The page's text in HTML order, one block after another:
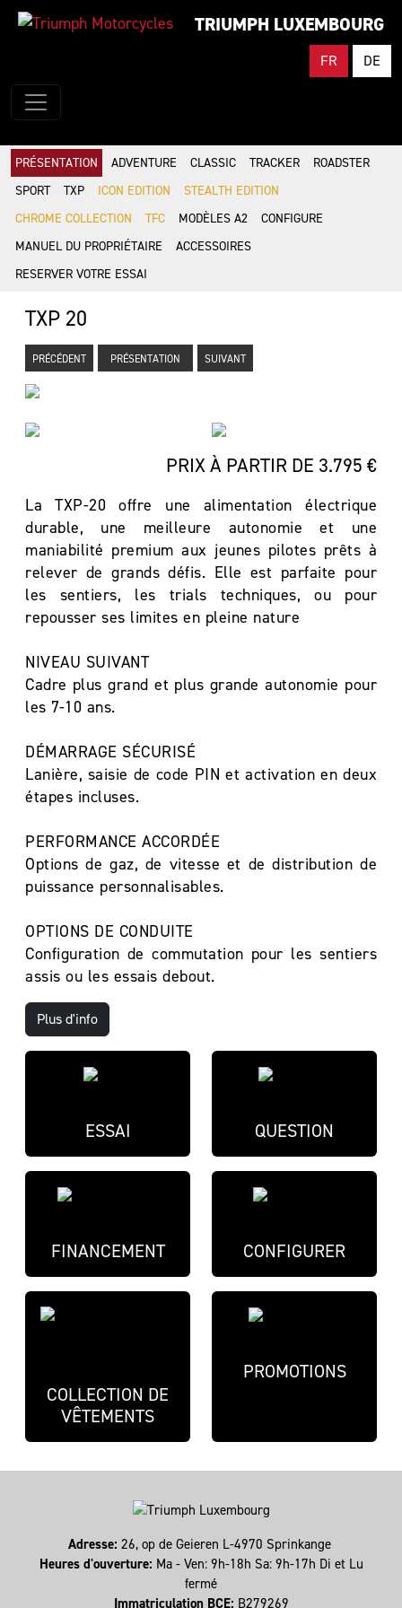
TRIUMPH LUXEMBOURG
FR DE
PRÉSENTATION ADVENTURE CLASSIC TRACKER
ROADSTER
SPORT
TXP ICON EDITION
STEALTH EDITION
CHROME COLLECTION
TFC MODÈLES A2
CONFIGURE
MANUEL DU PROPRIÉTAIRE
ACCESSOIRES
RESERVER VOTRE ESSAI
TXP 20
PRÉCÉDENT PRÉSENTATION SUIVANT
PRIX À PARTIR DE 3.795 €
La TXP-20 offre une alimentation électrique
durable, une meilleure autonomie et une
maniabilité premium aux jeunes pilotes prêts à
relever de grands défis. Elle est parfaite pour
les sentiers, les trials techniques, ou pour
repousser ses limites en pleine nature
NIVEAU SUIVANT
Cadre plus grand et plus grande autonomie pour
les 7-10 ans.
DÉMARRAGE SÉCURISÉ
Lanière, saisie de code PIN et activation en deux
étapes incluses.
PERFORMANCE ACCORDÉE
Options de gaz, de vitesse et de distribution de
puissance personnalisables.
OPTIONS DE CONDUITE
Configuration de commutation pour les sentiers
assis ou les essais debout.
Plus d'info
ESSAI QUESTION
FINANCEMENT CONFIGURER
COLLECTION DE
VÊTEMENTS
PROMOTIONS
Adresse: 26, op de Geieren L-4970 Sprinkange
Heures d'ouverture: Ma - Ven: 9h-18h Sa: 9h-17h Di et Lu
fermé
Immatriculation BCE: B279269